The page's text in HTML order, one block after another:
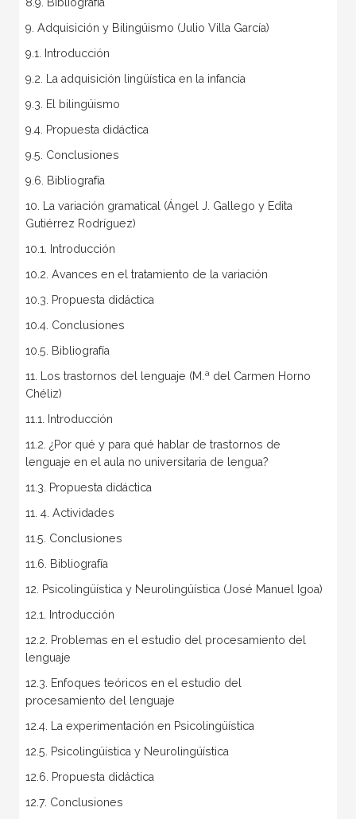
9. Adquisición y Bilingüismo (Julio Villa García)
9.1. Introducción
9.2. La adquisición lingüística en la infancia
9.3. El bilingüismo
9.4. Propuesta didáctica
9.5. Conclusiones
9.6. Bibliografía
10. La variación gramatical (Ángel J. Gallego y Edita
Gutiérrez Rodríguez)
10.1. Introducción
10.2. Avances en el tratamiento de la variación
10.3. Propuesta didáctica
10.4. Conclusiones
10.5. Bibliografía
11. Los trastornos del lenguaje (M.ª del Carmen Horno
Chéliz)
11.1. Introducción
11.2. ¿Por qué y para qué hablar de trastornos de
lenguaje en el aula no universitaria de lengua?
11.3. Propuesta didáctica
11. 4. Actividades
11.5. Conclusiones
11.6. Bibliografía
12. Psicolingüística y Neurolingüística (José Manuel Igoa)
12.1. Introducción
12.2. Problemas en el estudio del procesamiento del
lenguaje
12.3. Enfoques teóricos en el estudio del
procesamiento del lenguaje
12.4. La experimentación en Psicolingüística
12.5. Psicolingüística y Neurolingüística
12.6. Propuesta didáctica
12.7. Conclusiones